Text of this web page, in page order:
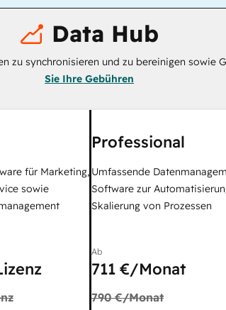
Data Hub
zu synchronisieren und zu bereinigen sowie
Sie Ihre Gebühren
für Marketing,
sowie
Professional
Umfassende
Software zur
Skalierung von Prozessen
Ab
711 €/Monat
790 €/Monat